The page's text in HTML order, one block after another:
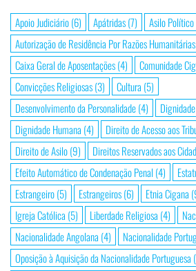
Apoio Judiciário(6) Apátridas(7) Asilo Político
Autorização de Residência Por Razões Humanitárias
Caixa Geral de Aposentações(4) Comunidade
Convicções Religiosas(3) Cultura (5)
Desenvolvimento da Personalidade(4)
Dignidade Humana (4) Direito de Acesso aos
Direito de Asilo(9) Direitos Reservados aos
Efeito Automático de Condenação Penal (4)
Estrangeiro(5) Estrangeiros(6) Etnia Cigana
Igreja Católica (5) Liberdade Religiosa (4)
Nacionalidade Angolana (4) Nacionalidade
Oposição à Aquisição da Nacionalidade Portuguesa